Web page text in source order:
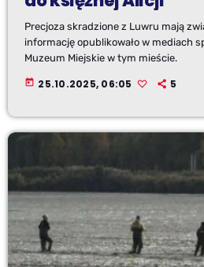
Precjoza skradzione z Luwru mają
informację opublikowało w mediach
Muzeum Miejskie w tym mieście.
today 25.10.2025, 06:05 5